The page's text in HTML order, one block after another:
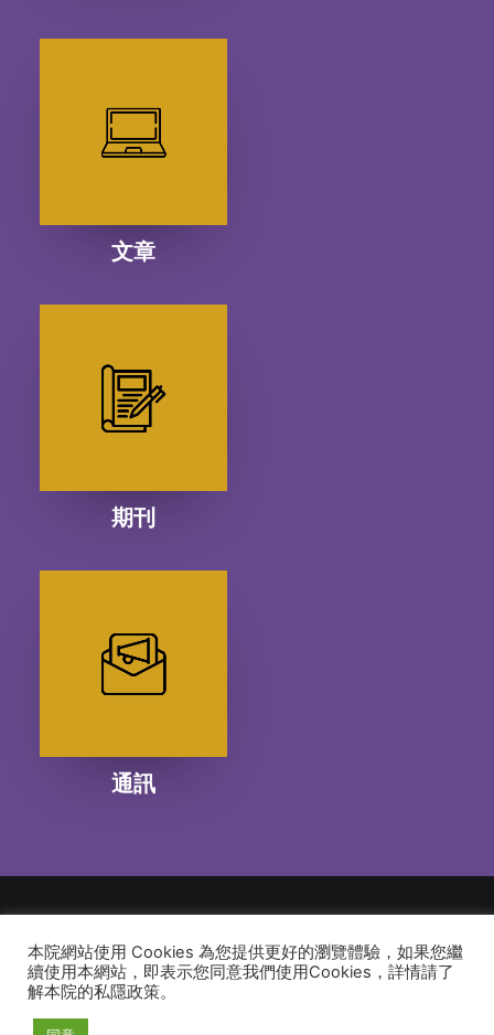
文章
期刊
通訊
© 2026 建道神學院Alliance Bible Seminary. All rights reserved
本院網站使用 Cookies 為您提供更好的瀏覽體驗，如果您繼
續使用本網站，即表示您同意我們使用Cookies，詳情請了
解本院的私隱政策。